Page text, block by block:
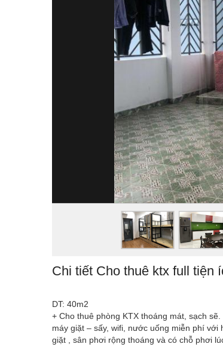
Chi tiết Cho thuê ktx full tiện
DT: 40m2
+ Cho thuê phòng KTX thoáng mát, sạch
máy giặt – sấy, wifi, nước uống miễn phí
giặt , sân phơi rộng thoáng và có chỗ phơi